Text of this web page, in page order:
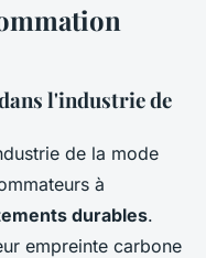
l'industrie de
de la mode
à
durables.
empreinte carbone